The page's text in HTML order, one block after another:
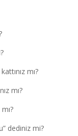
mı?
mı?
dediniz mi?